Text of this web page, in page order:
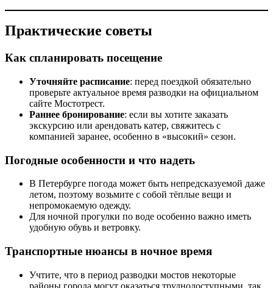
Практические советы
Как спланировать посещение
Уточняйте расписание: перед поездкой обязательно
проверьте актуальное время разводки на официальном
сайте Мостотрест.
Раннее бронирование: если вы хотите заказать
экскурсию или арендовать катер, свяжитесь с
компанией заранее, особенно в «высокий» сезон.
Погодные особенности и что надеть
В Петербурге погода может быть непредсказуемой даже
летом, поэтому возьмите с собой тёплые вещи и
непромокаемую одежду.
Для ночной прогулки по воде особенно важно иметь
удобную обувь и ветровку.
Транспортные нюансы в ночное время
Учтите, что в период разводки мостов некоторые
районы города могут оказаться труднодоступными, так